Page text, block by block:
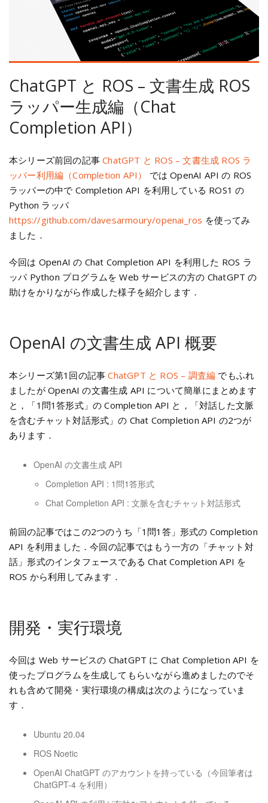
ChatGPT と ROS – 文書生成 ROS
ラッパー生成編（Chat
Completion API）
本シリーズ前回の記事ChatGPT と ROS – 文書生成 ROS ラ
ッパー利用編（Completion API）
では OpenAI API の ROS
ラッパーの中で Completion API を利用している ROS1 の
Python ラッパ
https://github.com/davesarmoury/openai_ros を使ってみ
ました．
今回は OpenAI の Chat Completion API を利用した ROS ラ
ッパ Python プログラムを Web サービスの方の ChatGPT の
助けをかりながら作成した様子を紹介します．
OpenAI の文書生成 API 概要
本シリーズ第1回の記事ChatGPT と ROS – 調査編 でもふれ
ましたが OpenAI の文書生成 API について簡単にまとめます
と，「1問1答形式」の Completion API と，「対話した文脈
を含むチャット対話形式」の Chat Completion API の2つが
あります．
OpenAI の文書生成 API
Completion API : 1問1答形式
Chat Completion API : 文脈を含むチャット対話形式
前回の記事ではこの2つのうち「1問1答」形式の Completion
API を利用ました．今回の記事ではもう一方の「チャット対
話」形式のインタフェースである Chat Completion API を
ROS から利用してみます．
開発・実行環境
今回は Web サービスの ChatGPT に Chat Completion API を
使ったプログラムを生成してもらいながら進めましたのでそ
れも含めて開発・実行環境の構成は次のようになっていま
す．
Ubuntu 20.04
ROS Noetic
OpenAI ChatGPT のアカウントを持っている（今回筆者は
ChatGPT-4 を利用）